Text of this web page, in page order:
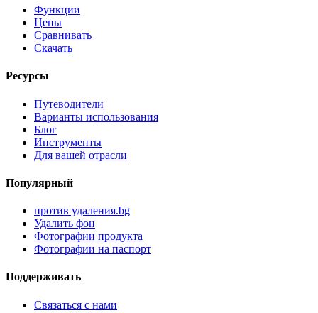
Функции
Цены
Сравнивать
Скачать
Ресурсы
Путеводители
Варианты использования
Блог
Инструменты
Для вашей отрасли
Популярный
против удаления.bg
Удалить фон
Фотографии продукта
Фотографии на паспорт
Поддерживать
Связаться с нами